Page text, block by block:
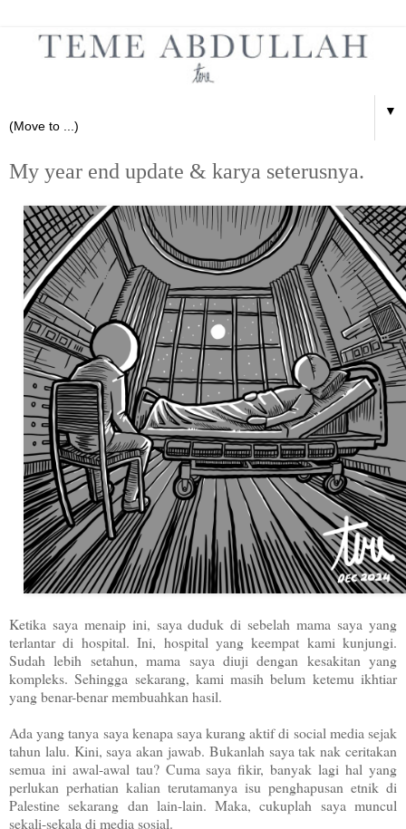
▼
My year end update & karya seterusnya.
Ketika saya menaip ini, saya duduk di sebelah mama saya yang
terlantar di hospital. Ini, hospital yang keempat kami kunjungi.
Sudah lebih setahun, mama saya diuji dengan kesakitan yang
kompleks. Sehingga sekarang, kami masih belum ketemu ikhtiar
yang benar-benar membuahkan hasil.
Ada yang tanya saya kenapa saya kurang aktif di social media sejak
tahun lalu. Kini, saya akan jawab. Bukanlah saya tak nak ceritakan
semua ini awal-awal tau? Cuma saya fikir, banyak lagi hal yang
perlukan perhatian kalian terutamanya isu penghapusan etnik di
Palestine sekarang dan lain-lain. Maka, cukuplah saya muncul
sekali-sekala di media sosial.